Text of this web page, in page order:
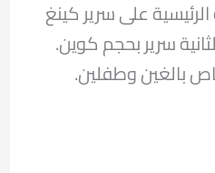
على سرير كينغ
سرير بحجم كوين.
بالغين وطفلين.